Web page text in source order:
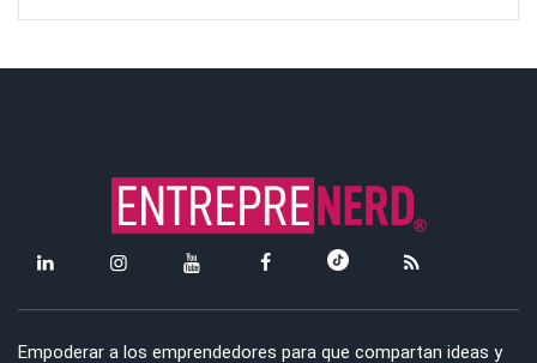
Empoderar a los emprendedores para que compartan ideas y